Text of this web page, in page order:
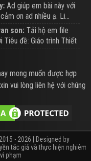
Ad giúp em bài này với
ơn ad nhiều ạ. Li...
son: Tải hộ em file
Tiêu đề: Giáo trình Thiết
mong muốn được hợp
vui lòng liên hệ với chúng
- 2026 | Designed by
tác giả và thực hiện nghiêm
phạm